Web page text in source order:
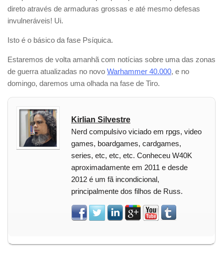
direto através de armaduras grossas e até mesmo defesas
invulneráveis! Ui.
Isto é o básico da fase Psíquica.
Estaremos de volta amanhã com notícias sobre uma das zonas
de guerra atualizadas no novo Warhammer 40.000, e no
domingo, daremos uma olhada na fase de Tiro.
Kirlian Silvestre
Nerd compulsivo viciado em rpgs, video
games, boardgames, cardgames,
series, etc, etc, etc. Conheceu W40K
aproximadamente em 2011 e desde
2012 é um fã incondicional,
principalmente dos filhos de Russ.